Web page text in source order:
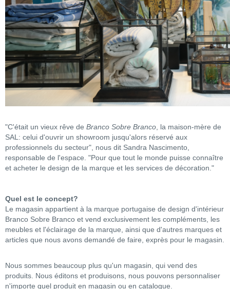
"C'était un vieux rêve de Branco Sobre Branco , la maison-mère de
SAL: celui d'ouvrir un showroom jusqu'alors réservé aux
professionnels du secteur", nous dit Sandra Nascimento,
responsable de l'espace. "Pour que tout le monde puisse connaître
et acheter le design de la marque et les services de décoration."
Quel est le concept?
Le magasin appartient à la marque portugaise de design d'intérieur
Branco Sobre Branco et vend exclusivement les compléments, les
meubles et l'éclairage de la marque, ainsi que d'autres marques et
articles que nous avons demandé de faire, exprès pour le magasin.
Nous sommes beaucoup plus qu'un magasin, qui vend des
produits. Nous éditons et produisons, nous pouvons personnaliser
n'importe quel produit en magasin ou en catalogue.